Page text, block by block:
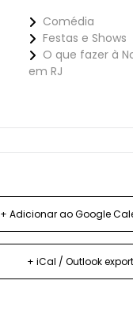
Comédia
Festas e Shows
O que fazer à
em RJ
+ Adicionar ao Google
+ iCal / Outlook export